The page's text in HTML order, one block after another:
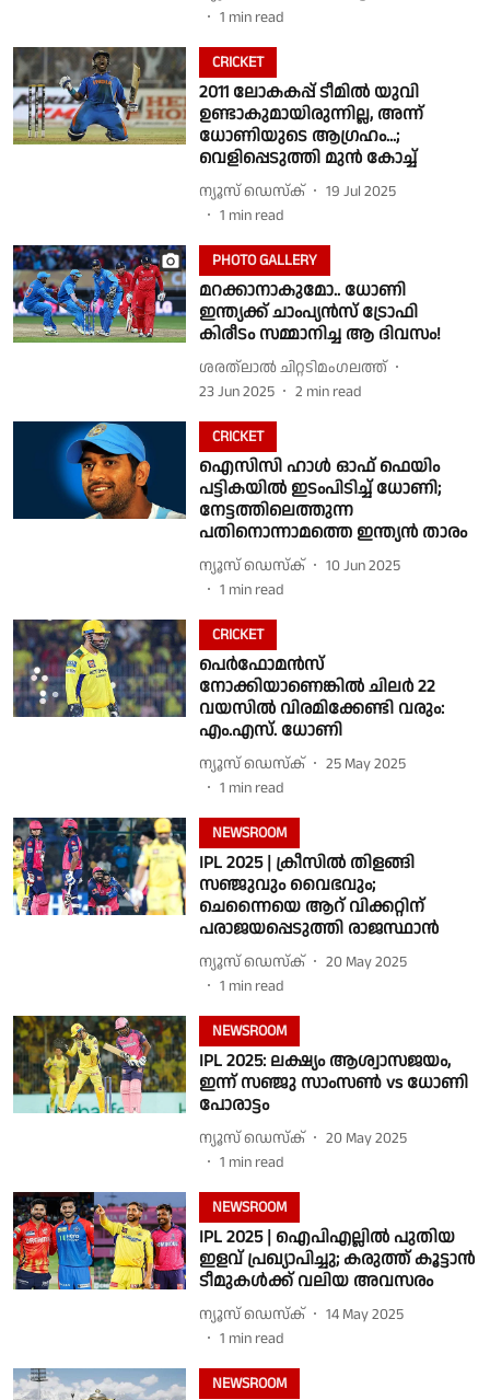
1 min read
CRICKET
2011 ലോകകപ്പ് ടീമില്‍ യുവി
ഉണ്ടാകുമായിരുന്നില്ല, അന്ന്
ധോണിയുടെ ആഗ്രഹം...;
വെളിപ്പെടുത്തി മുന്‍ കോച്ച്
ന്യൂസ് ഡെസ്ക്
19 Jul 2025
1 min read
PHOTO GALLERY
മറക്കാനാകുമോ.. ധോണി
ഇന്ത്യക്ക് ചാംപ്യൻസ് ട്രോഫി
കിരീടം സമ്മാനിച്ച ആ ദിവസം!
ശരത്‌ലാൽ ചിറ്റടിമംഗലത്ത്
23 Jun 2025
2 min read
CRICKET
ഐസിസി ഹാൾ ഓഫ് ഫെയിം
പട്ടികയിൽ ഇടംപിടിച്ച് ധോണി;
നേട്ടത്തിലെത്തുന്ന
പതിനൊന്നാമത്തെ ഇന്ത്യൻ താരം
ന്യൂസ് ഡെസ്ക്
10 Jun 2025
1 min read
CRICKET
പെര്‍ഫോമന്‍സ്
നോക്കിയാണെങ്കില്‍ ചിലര്‍ 22
വയസില്‍ വിരമിക്കേണ്ടി വരും:
എം.എസ്. ധോണി
ന്യൂസ് ഡെസ്ക്
25 May 2025
1 min read
NEWSROOM
IPL 2025 | ക്രീസില്‍ തിളങ്ങി
സഞ്ജുവും വൈഭവും;
ചെന്നൈയെ ആറ് വിക്കറ്റിന്
പരാജയപ്പെടുത്തി രാജസ്ഥാന്‍
ന്യൂസ് ഡെസ്ക്
20 May 2025
1 min read
NEWSROOM
IPL 2025: ലക്ഷ്യം ആശ്വാസജയം,
ഇന്ന് സഞ്ജു സാംസൺ vs ധോണി
പോരാട്ടം
ന്യൂസ് ഡെസ്ക്
20 May 2025
1 min read
NEWSROOM
IPL 2025 | ഐപിഎല്ലിൽ പുതിയ
ഇളവ് പ്രഖ്യാപിച്ചു; കരുത്ത് കൂട്ടാൻ
ടീമുകൾക്ക് വലിയ അവസരം
ന്യൂസ് ഡെസ്ക്
14 May 2025
1 min read
NEWSROOM